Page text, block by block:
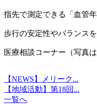
指先で測定できる「血管年
歩行の安定性やバランス
医療相談コーナー（写真
【NEWS】メリーク...
【地域活動】第18回...
一覧へ